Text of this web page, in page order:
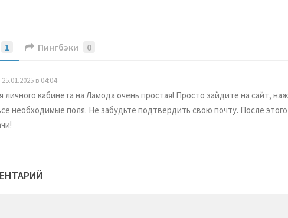
1 Пингбэки 0
25.01.2025 в 04:04
личного кабинета на Ламода очень простая! Просто зайдите на сайт,
необходимые поля. Не забудьте подтвердить свою почту. После